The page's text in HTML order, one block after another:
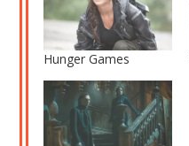
Hunger Games